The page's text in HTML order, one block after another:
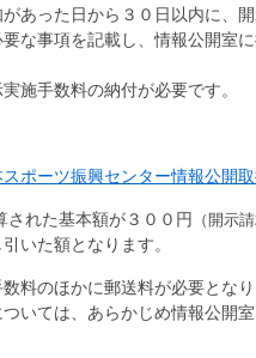
あった日から３０日以内に、
な事項を記載し、情報公開室
施手数料の納付が必要です。
ポーツ振興センター情報公開
れた基本額が３００円 （開示
いた額となります。
料のほかに郵送料が必要となり
いては、あらかじめ情報公開室